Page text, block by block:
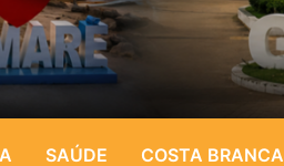
SAÚDE COSTA BRANCA